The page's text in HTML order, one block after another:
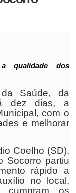
qualidade dos
Saúde, da
dez dias, a
com o
e melhorar
Coelho (SD),
Socorro partiu
rápido a
no local.
cumpram os